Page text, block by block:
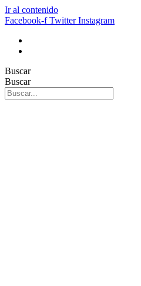
Ir al contenido
Facebook-f Twitter Instagram
Buscar
Buscar